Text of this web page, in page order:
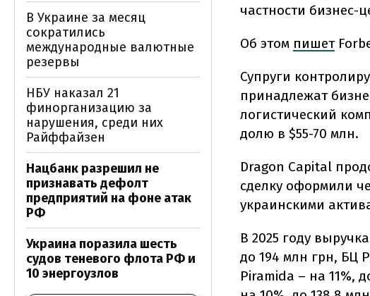
частности бизнес-
Об этом пишет
Супруги
принадлежат
логистический
долю в $55-70 млн.
Dragon Capital
сделку оформили
украинскими
В 2025 году
до 194 млн грн, БЦ
Piramida – на 11%,
В Украине за месяц
сократились
международные валютные
резервы
НБУ наказал 21
финорганизацию за
нарушения, среди них
Райффайзен
Нацбанк разрешил не
признавать дефолт
предприятий на фоне атак
РФ
Украина поразила шесть
судов теневого флота РФ и
10 энергоузлов